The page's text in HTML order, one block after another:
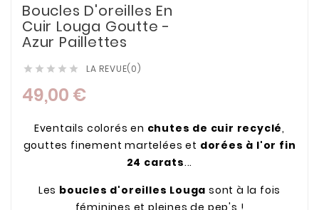
Boucles D'oreilles En
Cuir Louga Goutte -
Azur Paillettes
     LA REVUE(0)
49,00 €
Eventails colorés en chutes de cuir recyclé,
gouttes finement martelées et dorées à l'or fin
24 carats...
Les boucles d'oreilles Louga sont à la fois